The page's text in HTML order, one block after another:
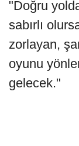
"Doğru
sabırlı
zorlayan,
oyunu
gelecek."